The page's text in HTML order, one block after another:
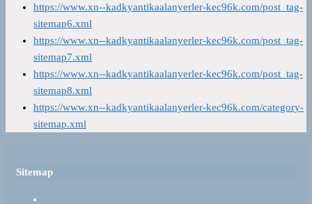
https://www.xn--kadkyantikaalanyerler-kec96k.com/post_tag-
sitemap6.xml
https://www.xn--kadkyantikaalanyerler-kec96k.com/post_tag-
sitemap7.xml
https://www.xn--kadkyantikaalanyerler-kec96k.com/post_tag-
sitemap8.xml
https://www.xn--kadkyantikaalanyerler-kec96k.com/category-
sitemap.xml
Sitemap